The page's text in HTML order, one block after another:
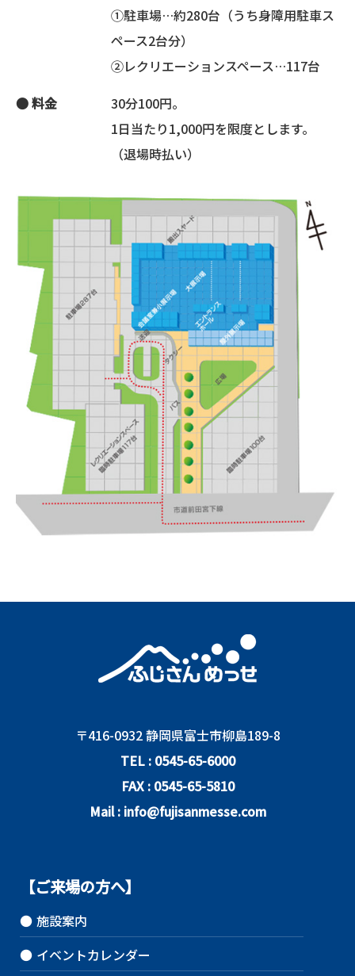
①駐車場…約280台（うち身障用駐車ス
ペース2台分）
②レクリエーションスペース…117台
● 料金
30分100円。
1日当たり1,000円を限度とします。
（退場時払い）
〒416-0932 静岡県富士市柳島189-8
TEL : 0545-65-6000
FAX : 0545-65-5810
Mail : info@fujisanmesse.com
【ご来場の方へ】
● 施設案内
● イベントカレンダー